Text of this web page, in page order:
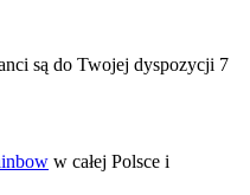
są do Twojej dyspozycji 7
w całej Polsce i